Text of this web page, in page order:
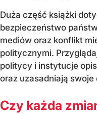
Duża część książki
bezpieczeństwo
mediów oraz konflikt
politycznymi.
politycy i instytucje
oraz uzasadniają swoje
Czy każda